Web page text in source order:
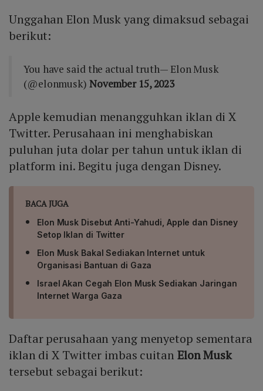
Unggahan Elon Musk yang dimaksud sebagai
berikut:
You have said the actual truth— Elon Musk
(@elonmusk) November 15, 2023
Apple kemudian menangguhkan iklan di X
Twitter. Perusahaan ini menghabiskan
puluhan juta dolar per tahun untuk iklan di
platform ini. Begitu juga dengan Disney.
BACA JUGA
Elon Musk Disebut Anti-Yahudi, Apple dan Disney
Setop Iklan di Twitter
Elon Musk Bakal Sediakan Internet untuk
Organisasi Bantuan di Gaza
Israel Akan Cegah Elon Musk Sediakan Jaringan
Internet Warga Gaza
Daftar perusahaan yang menyetop sementara
iklan di X Twitter imbas cuitan Elon Musk
tersebut sebagai berikut: